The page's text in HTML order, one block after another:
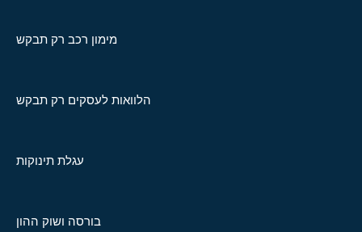
מימון רכב רק תבקש
הלוואות לעסקים רק תבקש
עגלת תינוקות
בורסה ושוק ההון